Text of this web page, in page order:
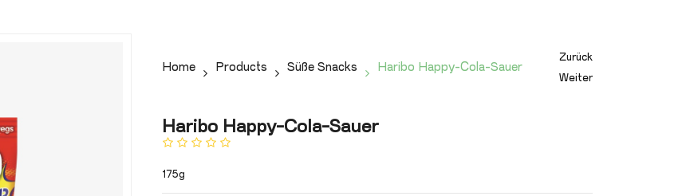
Home Products Süße Snacks Haribo Happy-Cola-Sauer
Zurück
Weiter
Haribo Happy-Cola-Sauer
175g